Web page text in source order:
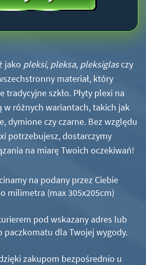
jako pleksi, pleksa, pleksiglasczy
materiał, który
tradycyjne szkło. Płyty plexi na
w różnych wariantach, takich jak
dymione czy czarne. Bez względu
potrzebujesz, dostarczymy
na miarę Twoich oczekiwań!
na podany przez Ciebie
milimetra (max 305x205cm)
pod wskazany adres lub
paczkomatu dla Twojej wygody.
zakupom bezpośrednio u